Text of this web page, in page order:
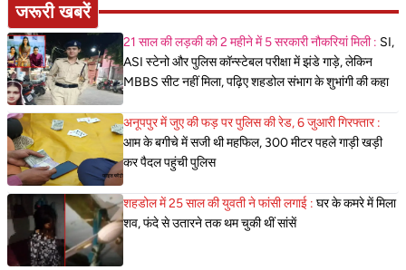
जरूरी खबरें
21 साल की लड़की को 2 महीने में 5 सरकारी नौकरियां मिली : SI,
ASI स्टेनो और पुलिस कॉन्स्टेबल परीक्षा में झंडे गाड़े, लेकिन
MBBS सीट नहीं मिला, पढ़िए शहडोल संभाग के शुभांगी की कहा
अनूपपुर में जुए की फड़ पर पुलिस की रेड, 6 जुआरी गिरफ्तार :
आम के बगीचे में सजी थी महफिल, 300 मीटर पहले गाड़ी खड़ी
कर पैदल पहुंची पुलिस
शहडोल में 25 साल की युवती ने फांसी लगाई : घर के कमरे में मिला
शव, फंदे से उतारने तक थम चुकी थीं सांसें